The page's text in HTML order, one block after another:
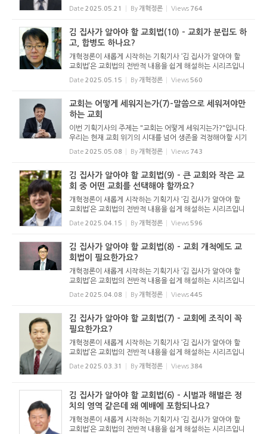
백성을 찾아오십니다. 하나님께서는 그 영광스러운 직무를 목
사에게 맡기셨습니다. 그래서 설교는 목사의 영광입니다. ...
Date 2025.05.21 By 개혁정론 Views 764
김 집사가 알아야 할 교회법(10) - 교회가 분립도 하
고, 합병도 하나요?
개혁정론이 새롭게 시작하는 기획기사 ‘김 집사가 알아야 할
교회법’은 교회법의 전반적 내용을 쉽게 해설하는 시리즈입니
다. 기독교보와 함께 진행하는 시리즈로서 여기에 싣는 것은
기독교보의 허락을 받았습니다. 글 내용은 기독교보에 실린
Date 2025.05.15 By 개혁정론 Views 560
교회는 어떻게 세워지는가(7)-말씀으로 세워져야만
하는 교회
이번 기획기사의 주제는 "교회는 어떻게 세워지는가?"입니다.
우리는 현재 교회 위기의 시대를 넘어 생존을 걱정해야할 시기
로 접어들었습니다. 저출산 문제와 고령화 사회, 그리고 복음
전도의 위축은 교회의 생존마저 위협하고 있습니다. 하지만 그
Date 2025.05.08 By 개혁정론 Views 743
김 집사가 알아야 할 교회법(9) - 큰 교회와 작은 교
회 중 어떤 교회를 선택해야 할까요?
개혁정론이 새롭게 시작하는 기획기사 ‘김 집사가 알아야 할
교회법’은 교회법의 전반적 내용을 쉽게 해설하는 시리즈입니
다. 기독교보와 함께 진행하는 시리즈로서 여기에 싣는 것은
기독교보의 허락을 받았습니다. 글 내용은 기독교보에 실린
Date 2025.04.15 By 개혁정론 Views 596
김 집사가 알아야 할 교회법(8) - 교회 개척에도 교
회법이 필요한가요?
개혁정론이 새롭게 시작하는 기획기사 ‘김 집사가 알아야 할
교회법’은 교회법의 전반적 내용을 쉽게 해설하는 시리즈입니
다. 기독교보와 함께 진행하는 시리즈로서 여기에 싣는 것은
기독교보의 허락을 받았습니다. 글 내용은 기독교보에 실린
Date 2025.04.08 By 개혁정론 Views445
김 집사가 알아야 할 교회법(7) - 교회에 조직이 꼭
필요한가요?
개혁정론이 새롭게 시작하는 기획기사 ‘김 집사가 알아야 할
교회법’은 교회법의 전반적 내용을 쉽게 해설하는 시리즈입니
다. 기독교보와 함께 진행하는 시리즈로서 여기에 싣는 것은
기독교보의 허락을 받았습니다. 글 내용은 기독교보에 실린
Date 2025.03.31 By 개혁정론 Views 384
김 집사가 알아야 할 교회법(6) - 시벌과 해벌은 정
치의 영역 같은데 왜 예배에 포함되나요?
개혁정론이 새롭게 시작하는 기획기사 ‘김 집사가 알아야 할
교회법’은 교회법의 전반적 내용을 쉽게 해설하는 시리즈입니